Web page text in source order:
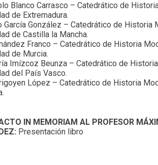
Blanco Carrasco – Catedrático de
de Extremadura.
García González – Catedrático de Historia
de Castilla la Mancha.
Franco – Catedrático de Historia
de Murcia.
Imízcoz Beunza – Catedrático de
del País Vasco.
López – Catedrático de Historia
IN MEMORIAM AL PROFESOR
Presentación libro